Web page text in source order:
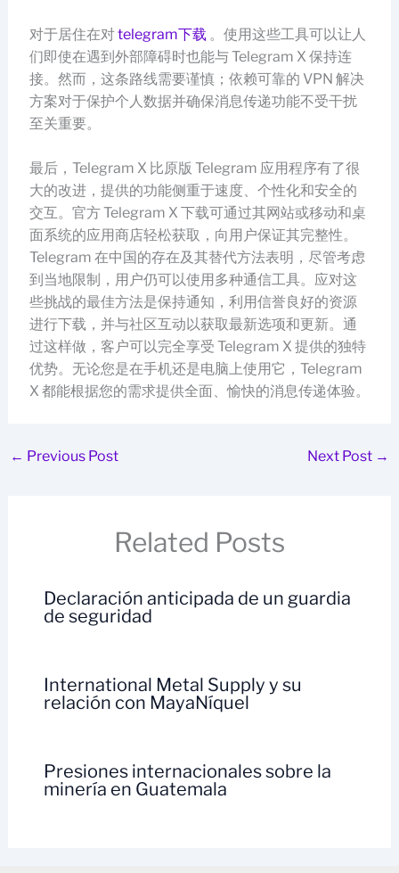
对于居住在对telegram下载。使用这些工具可以让人
们即使在遇到外部障碍时也能与 Telegram X 保持连
接。然而，这条路线需要谨慎；依赖可靠的 VPN 解决
方案对于保护个人数据并确保消息传递功能不受干扰
至关重要。
最后，Telegram X 比原版 Telegram 应用程序有了很
大的改进，提供的功能侧重于速度、个性化和安全的
交互。官方 Telegram X 下载可通过其网站或移动和桌
面系统的应用商店轻松获取，向用户保证其完整性。
Telegram 在中国的存在及其替代方法表明，尽管考虑
到当地限制，用户仍可以使用多种通信工具。应对这
些挑战的最佳方法是保持通知，利用信誉良好的资源
进行下载，并与社区互动以获取最新选项和更新。通
过这样做，客户可以完全享受 Telegram X 提供的独特
优势。无论您是在手机还是电脑上使用它，Telegram
X 都能根据您的需求提供全面、愉快的消息传递体验。
← Previous Post Next Post →
Related Posts
Declaración anticipada de un guardia
de seguridad
International Metal Supply y su
relación con MayaNíquel
Presiones internacionales sobre la
minería en Guatemala